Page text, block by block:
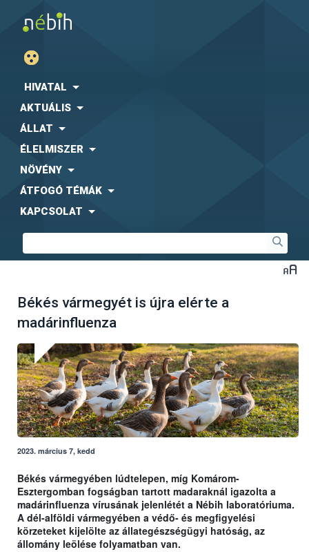
HIVATAL
AKTUÁLIS
ÁLLAT
ÉLELMISZER
NÖVÉNY
ÁTFOGÓ TÉMÁK
KAPCSOLAT
Békés vármegyét is újra elérte a
madárinfluenza
2023. március 7, kedd
Békés vármegyében lúdtelepen, míg Komárom-
Esztergomban fogságban tartott madaraknál igazolta a
madárinfluenza vírusának jelenlétét a Nébih laboratóriuma.
A dél-alföldi vármegyében a védő- és megfigyelési
körzeteket kijelölte az állategészségügyi hatóság, az
állomány leölése folyamatban van.